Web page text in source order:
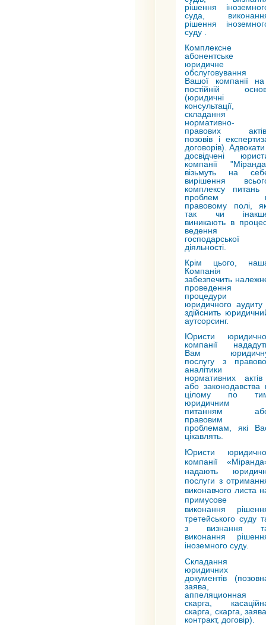
рішення
суда
рішення
суду
Комплексне
абонентське
юридичне
обслуговування
Вашої компанії на
постійній
(юридичні
консультації,
складання
нормативно-
правових
позовів і
договорів). Адвокати
досвідчені
компанії
візьмуть на
вирішення
комплексу питань
проблем
правовому полі,
так чи
виникають в
ведення
господарської
діяльності.
Крім цього,
Компанія
забезпечить
проведення
процедури
юридичного аудиту
здійснить
аутсорсинг.
Юристи
компанії
Вам
послугу з
аналітики
нормативних актів
або законодавства
цілому по
юридичним
питанням
правовим
проблемам, які
цікавлять.
Юристи юридично
компанії
надають
послуги з
виконавчого листа
примусове
виконання
третейського суду
з
визнання
виконання
іноземного суду
Складання
юридичних
документів
заява,
аппеляционная
скарга,
скарга, скарга,
контракт, договір).